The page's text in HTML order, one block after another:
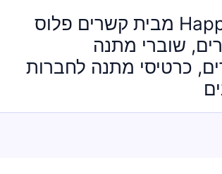
HappyGift מבית קשרים פלוס
שוברי מתנה
כרטיסי מתנה לחברות